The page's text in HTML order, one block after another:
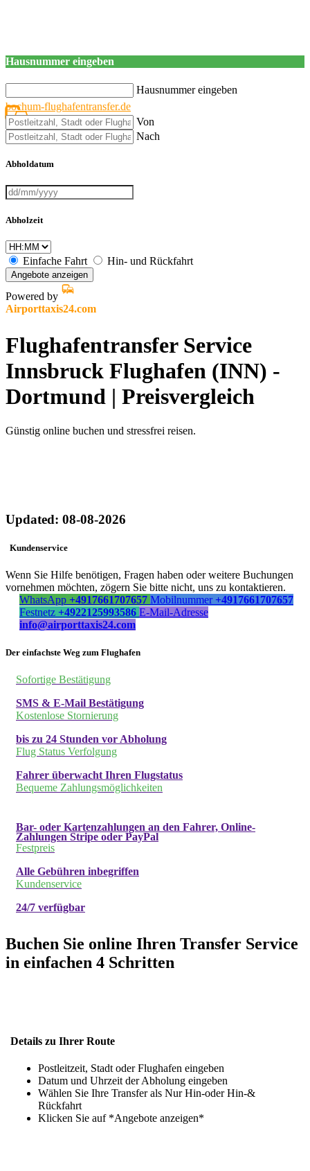
Hausnummer eingeben
Hausnummer eingeben
bochum-flughafentransfer.de
Von
Nach
Abholdatum
Abholzeit
Einfache Fahrt Hin- und Rückfahrt
Angebote anzeigen
Powered by
Airporttaxis24.com
Flughafentransfer Service
Innsbruck Flughafen (INN) -
Dortmund | Preisvergleich
Günstig online buchen und stressfrei reisen.
Updated: 08-08-2026
Kundenservice
Wenn Sie Hilfe benötigen, Fragen haben oder weitere Buchungen
vornehmen möchten, zögern Sie bitte nicht, uns zu kontaktieren.
WhatsApp +4917661707657 Mobilnummer +4917661707657
Festnetz +4922125993586 E-Mail-Adresse
info@airporttaxis24.com
Der einfachste Weg zum Flughafen
Sofortige Bestätigung
SMS & E-Mail Bestätigung
Kostenlose Stornierung
bis zu 24 Stunden vor Abholung
Flug Status Verfolgung
Fahrer überwacht Ihren Flugstatus
Bequeme Zahlungsmöglichkeiten
Bar- oder Kartenzahlungen an den Fahrer, Online-
Zahlungen Stripe oder PayPal
Festpreis
Alle Gebühren inbegriffen
Kundenservice
24/7 verfügbar
Buchen Sie online Ihren Transfer Service
in einfachen 4 Schritten
Details zu Ihrer Route
Postleitzeit, Stadt oder Flughafen eingeben
Datum und Uhrzeit der Abholung eingeben
Wählen Sie Ihre Transfer als Nur Hin-oder Hin-&
Rückfahrt
Klicken Sie auf *Angebote anzeigen*